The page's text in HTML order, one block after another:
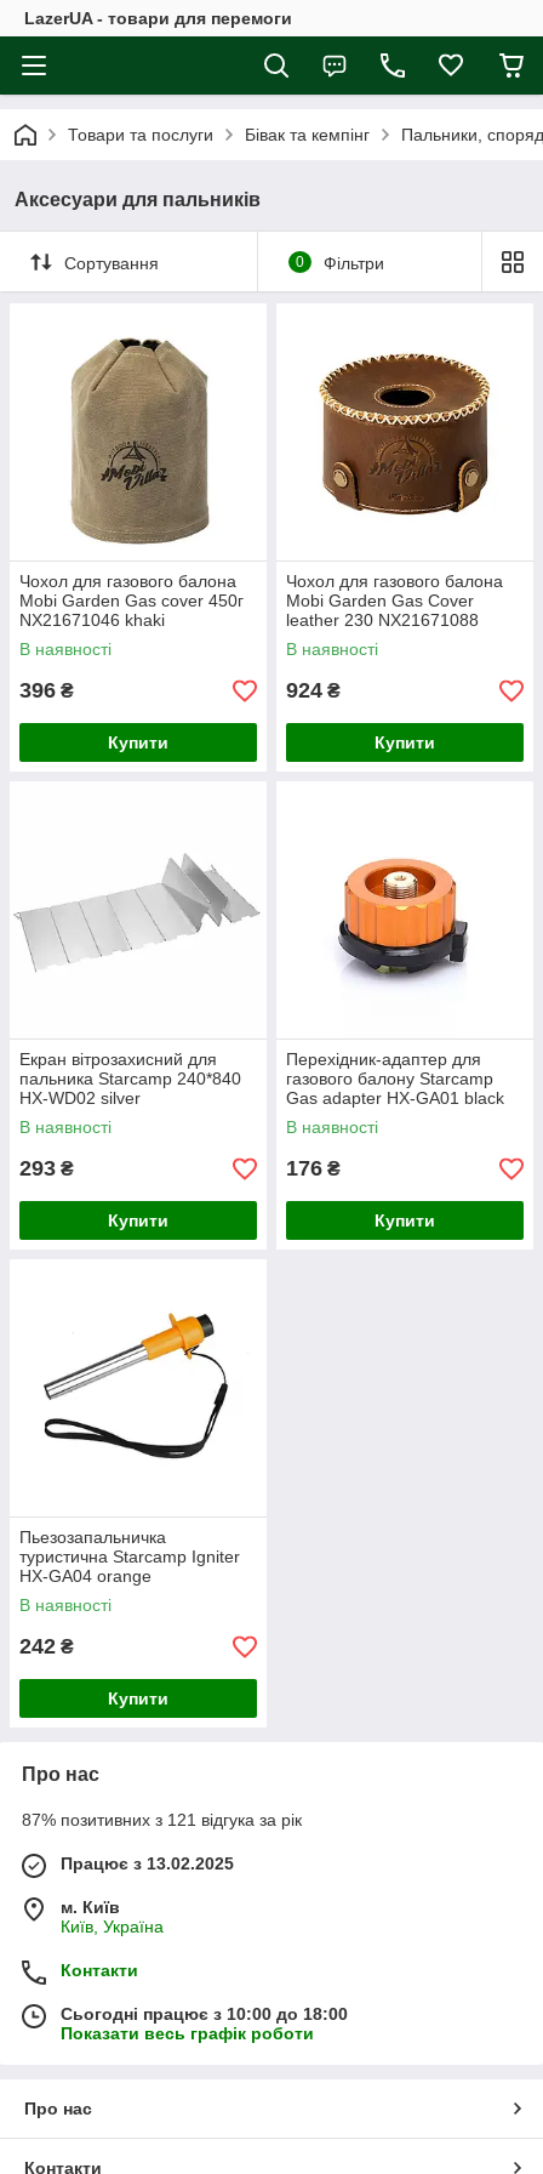
LazerUA - товари для перемоги
Товари та послуги Бівак та кемпінг Пальники,
Аксесуари для пальників
Сортування 0 Фільтри
Чохол для газового балона
Mobi Garden Gas сover 450г
NX21671046 khaki
В наявності
396 ₴
Купити
Чохол для газового балона
Mobi Garden Gas Cover
leather 230 NX21671088
brown
В наявності
924 ₴
Купити
Екран вітрозахисний для
пальника Starcamp 240*840
HX-WD02 silver
В наявності
293 ₴
Купити
Перехідник-адаптер для
газового балону Starcamp
Gas adapter HX-GA01 black
В наявності
176 ₴
Купити
Пьезозапальничка
туристична Starcamp Igniter
HX-GA04 orange
В наявності
242 ₴
Купити
Про нас
87% позитивних з 121 відгука за рік
Працює з 13.02.2025
м. Київ
Київ, Україна
Контакти
Сьогодні працює з 10:00 до 18:00
Показати весь графік роботи
Про нас
Контакти